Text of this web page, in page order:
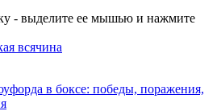
- выделите ее мышью и нажмите
всячина
в боксе: победы, поражения,